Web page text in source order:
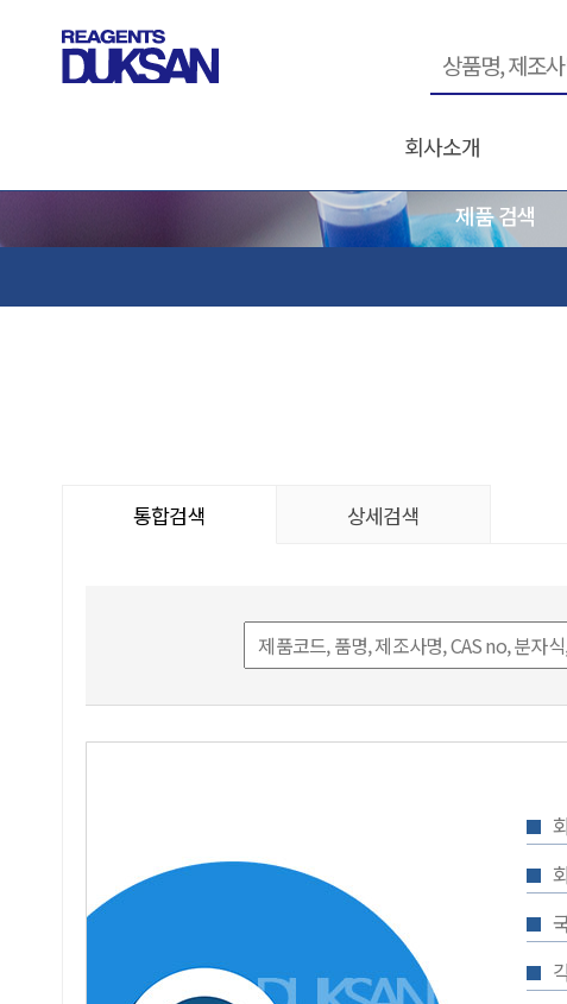
회사소개
제품 검색
통합검색 상세검색